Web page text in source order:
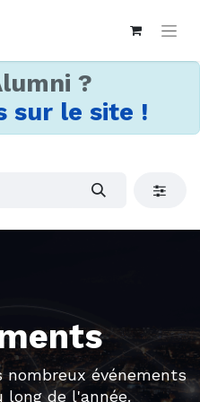
?
sur le site !
nombreux événements
long de l'année.